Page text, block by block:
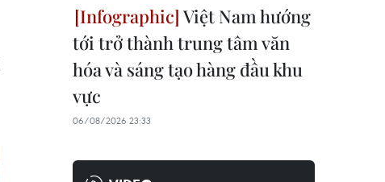
Việt Nam hướng
tới trở thành trung tâm văn
hóa và sáng tạo hàng đầu khu
vực
06/08/2026 23:33